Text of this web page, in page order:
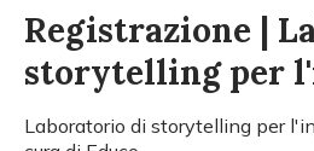
Registrazione |
storytelling per
Laboratorio di storytelling per